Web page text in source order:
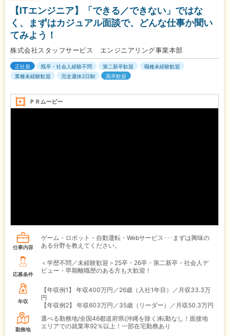
【ITエンジニア】「できる／できない」ではな
く、まずはカジュアル面談で、どんな仕事か聞い
てみよう！
株式会社スタッフサービス エンジニアリング事業本部
正社員 既卒・社会人経験不問 第二新卒歓迎
職種未経験歓迎
業種未経験歓迎
完全週休2日制 高卒歓迎
ＰＲムービー
仕事内容
ゲーム・ロボット・自動運転・Webサービス･･･まずは興味の
ある分野を教えてください。
応募条件
＜学歴不問／未経験歓迎＞25卒・26卒・第二新卒・社会人デ
ビュー・早期離職歴のある方も大歓迎！
年収
【年収例1】
年収400万円／26歳（入社1年目）／月収33.3万
円
【年収例2】
年収603万円／35歳（リーダー）／月収50.3万円
勤務地
選べる勤務地/全国46都道府県(沖縄を除く)転勤なし！面接地
エリアでの就業率92％以上！一部在宅勤務あり